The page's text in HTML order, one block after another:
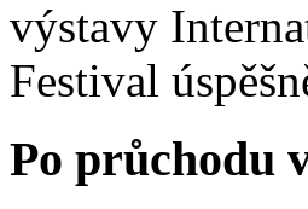
Po průchodu